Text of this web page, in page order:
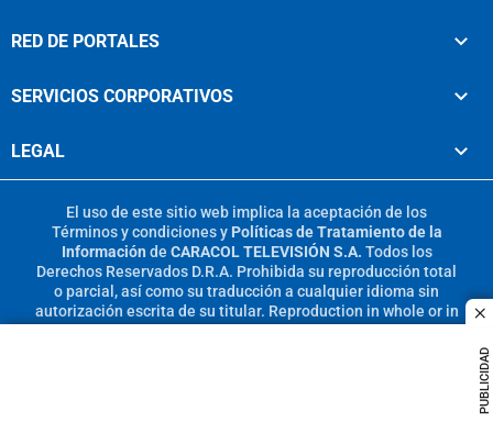
PUBLICIDAD
RED DE PORTALES
SERVICIOS CORPORATIVOS
LEGAL
El uso de este sitio web implica la aceptación de los
Términos y condicionesy Políticas de Tratamiento de la
Información de CARACOL TELEVISIÓN S.A. Todos los
Derechos Reservados D.R.A. Prohibida su reproducción total
o parcial, así como su traducción a cualquier idioma sin
autorización escrita de su titular. Reproduction in whole or in